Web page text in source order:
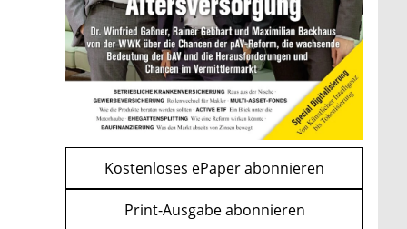
WEITERE ARTIKEL
zurückweiter
und CLARITY Act geben die
Richtung vor
mehr
Kostenloses ePaper abonnieren
Print-Ausgabe abonnieren